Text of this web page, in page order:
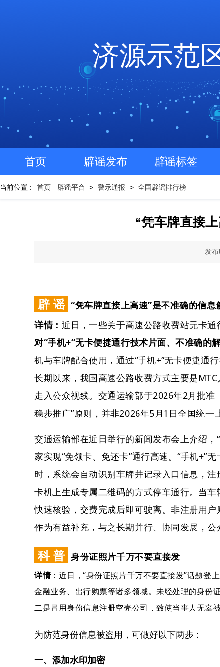
济源示范
首页 辟谣发布 辟谣标签
当前位置： 首页 辟谣平台 > 警示通报 > 全国辟谣排行榜
“凭车牌直接
发
辟 谣 “凭车牌直接上高速”是不准确的信息
详情： 近日，一些关于高速公路收费站无卡
对“手机+”无卡便捷通行技术片面、不准确的
机与车牌配合使用‌，通过“手机+”无卡便捷通
长期以来，我国高速公路收费方式主要是
走入公众视线。交通运输部于2026年2月批
稳步推广‌”原则，‌并非2026年5月1日全国统一
交通运输部在近日举行的新闻发布会上介绍
家实现“免领卡、免还卡”通行高速。“手机+”
时，系统会自动识别车牌并记录入口信息，
卡机上生成专属二维码的方式停车通行。当
快速核验，交费完成后即可驶离。非注册用户
作为有益补充，与之长期并行、协同发展，
科普 身份证照片千万不要直接发
详情： 近日，“身份证照片千万不要直接发”话题登
金融业务、出行购票等诸多领域。未经处理的身份
二是冒用身份信息注册空壳公司，致使当事人无辜
为防范身份信息被盗用，可做好以下两步：
一、添加水印加密